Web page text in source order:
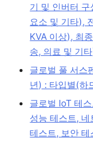
기 및 인버터
요소 및 기타),
KVA 이상), 최
송, 의료 및 기
글로벌 풀 서스
년) : 타입별(하
글로벌 IoT 테
성능 테스트,
테스트, 보안